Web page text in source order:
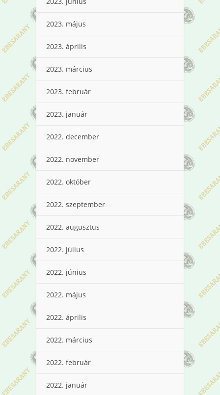
2023. május
2023. április
2023. március
2023. február
2023. január
2022. december
2022. november
2022. október
2022. szeptember
2022. augusztus
2022. július
2022. június
2022. május
2022. április
2022. március
2022. február
2022. január